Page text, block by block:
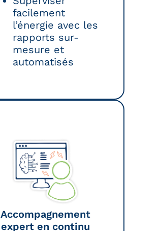
facilement
l’énergie avec les
rapports sur-
mesure et
automatisés
Accompagnement
expert en continu